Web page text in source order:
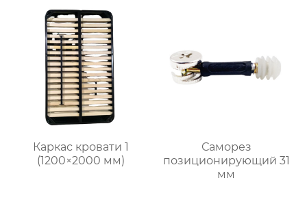
Каркас кровати 1
(1200×2000 мм)
Саморез
позиционирующий 31
мм